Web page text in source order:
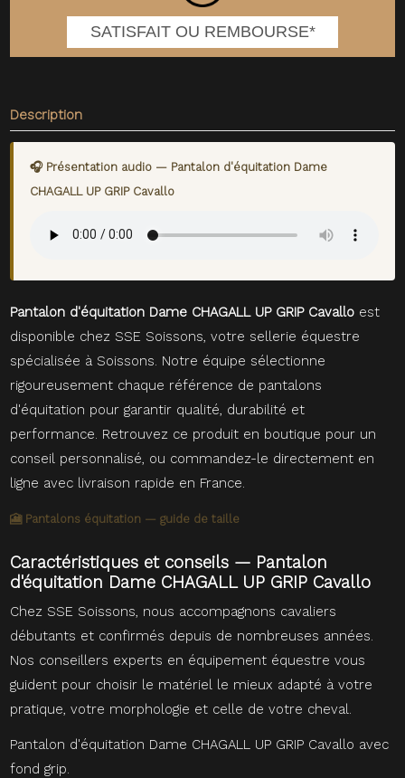
SATISFAIT OU REMBOURSE*
Description
🎧 Présentation audio — Pantalon d'équitation Dame
CHAGALL UP GRIP Cavallo
Pantalon d'équitation Dame CHAGALL UP GRIP Cavallo est
disponible chez SSE Soissons, votre sellerie équestre
spécialisée à Soissons. Notre équipe sélectionne
rigoureusement chaque référence de pantalons
d'équitation pour garantir qualité, durabilité et
performance. Retrouvez ce produit en boutique pour un
conseil personnalisé, ou commandez-le directement en
ligne avec livraison rapide en France.
🎦 Pantalons équitation — guide de taille
Caractéristiques et conseils — Pantalon
d'équitation Dame CHAGALL UP GRIP Cavallo
Chez SSE Soissons, nous accompagnons cavaliers
débutants et confirmés depuis de nombreuses années.
Nos conseillers experts en équipement équestre vous
guident pour choisir le matériel le mieux adapté à votre
pratique, votre morphologie et celle de votre cheval.
Pantalon d'équitation Dame CHAGALL UP GRIP Cavallo avec
fond grip.